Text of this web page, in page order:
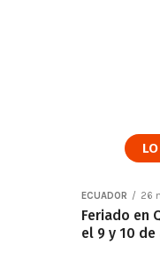
ECUADOR 26
Feriado en
el 9 y 10